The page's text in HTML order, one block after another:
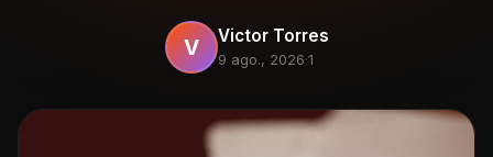
V Victor Torres
9 ago., 2026·1